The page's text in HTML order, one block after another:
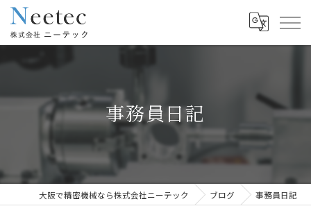
事務員日記
大阪で精密機械なら株式会社ニーテック ブログ 事務員日記